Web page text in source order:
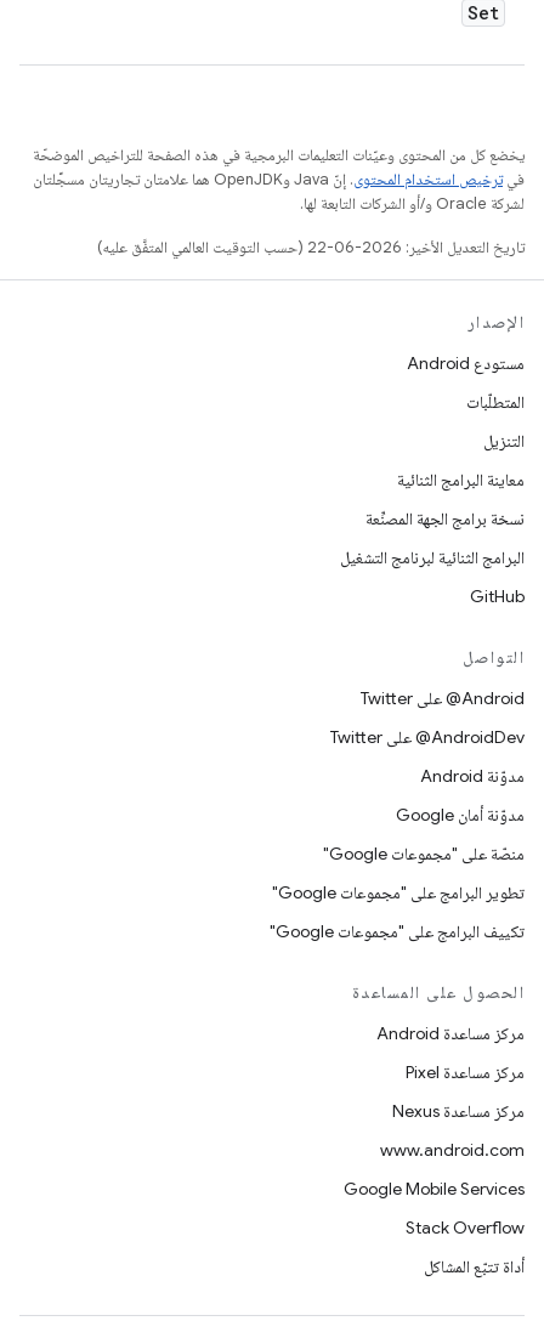
Set
يخضع كل من المحتوى وعيّنات التعليمات البرمجية في هذه الصفحة للتراخيص الموضحّة
فيترخيص استخدام المحتوى
. إنّ Java وOpenJDK هما علامتان تجاريتان مسجَّلتان
لشركة Oracle و/أو الشركات التابعة لها.
تاريخ التعديل الأخير: 2026-06-22 (حسب التوقيت العالمي المتفَّق عليه)
الإصدار
مستودع Android
المتطلّبات
التنزيل
معاينة البرامج الثنائية
نسخة برامج الجهة المصنِّعة
البرامج الثنائية لبرنامج التشغيل
GitHub
التواصل
‎@Android على Twitter
‎@AndroidDev على Twitter
مدوّنة Android
مدوّنة أمان Google
منصّة على "مجموعات Google"
تطوير البرامج على "مجموعات Google"
تكييف البرامج على "مجموعات Google"
الحصول على المساعدة
مركز مساعدة Android
مركز مساعدة Pixel
مركز مساعدة Nexus
www.android.com
Google Mobile Services
Stack Overflow
أداة تتبّع المشاكل